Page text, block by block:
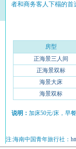
者和商务客人下榻的首
房型
正海景三人间
正海景双标
海景大床
海景双标
说明： 加床50元/床，早
注:海南中国青年旅行社：